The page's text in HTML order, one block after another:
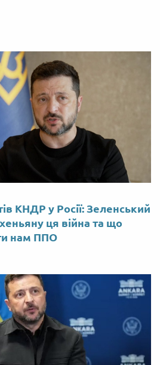
КНДР у Росії: Зеленський
ця війна та що
нам ППО